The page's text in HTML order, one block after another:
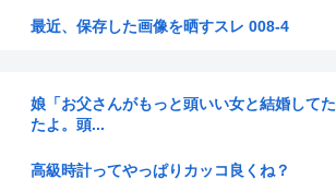
最近、保存した画像を晒すスレ 008-4
昔のワイ「一々整形整形行って騒ぎ過ぎ、メ
【宇宙開発】スペースXのロケット残骸、月
娘「お父さんがもっと頭いい女と結婚して
たよ。頭...
高級時計ってやっぱりカッコ良くね？